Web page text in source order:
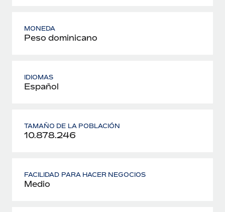
MONEDA
Peso dominicano
IDIOMAS
Español
TAMAÑO DE LA POBLACIÓN
10.878.246
FACILIDAD PARA HACER NEGOCIOS
Medio